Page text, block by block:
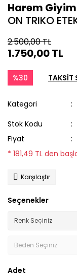
Harem Giyim
ON TRIKO
2.500,00 TL
1.750,00 TL
%30 TAKSİT
Kategori
Stok Kodu
Fiyat
* 181,49 TL den
Karşılaştır
Seçenekler
Adet